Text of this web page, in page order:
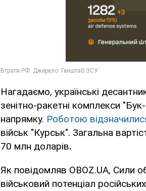
Нагадаємо, українські
зенітно-ракетні комплекси
напрямку. Роботою
військ "Курськ". Загальна
70 млн доларів.
Як повідомляв OBOZ.UA, Сили
військовий потенціал